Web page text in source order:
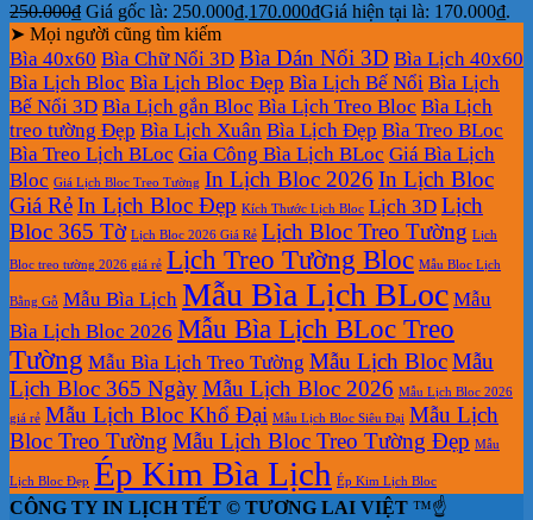
250.000₫ Giá gốc là: 250.000₫.170.000₫Giá hiện tại là: 170.000₫.
➤ Mọi người cũng tìm kiếm
Bìa 40x60 Bìa Chữ Nổi 3D Bìa Dán Nổi 3D Bìa Lịch 40x60
Bìa Lịch Bloc Bìa Lịch Bloc Đẹp Bìa Lịch Bế Nổi Bìa Lịch
Bế Nổi 3D Bìa Lịch gắn Bloc Bìa Lịch Treo Bloc Bìa Lịch
treo tường Đẹp Bìa Lịch Xuân Bìa Lịch Đẹp Bìa Treo BLoc
Bìa Treo Lịch BLoc Gia Công Bìa Lịch BLoc Giá Bìa Lịch
Bloc Giá Lịch Bloc Treo Tường In Lịch Bloc 2026 In Lịch Bloc
Giá RẻIn Lịch Bloc Đẹp Kích Thước Lịch Bloc Lịch 3D Lịch
Bloc 365 Tờ Lịch Bloc 2026 Giá Rẻ Lịch Bloc Treo Tường Lịch
Bloc treo tường 2026 giá rẻ Lịch Treo Tường Bloc Mẫu Bloc Lịch
Bằng Gỗ Mẫu Bìa Lịch Mẫu Bìa Lịch BLoc Mẫu
Bìa Lịch Bloc 2026 Mẫu Bìa Lịch BLoc Treo
Tường Mẫu Bìa Lịch Treo Tường Mẫu Lịch BlocMẫu
Lịch Bloc 365 NgàyMẫu Lịch Bloc 2026 Mẫu Lịch Bloc 2026
giá rẻ Mẫu Lịch Bloc Khổ Đại Mẫu Lịch Bloc Siêu Đại Mẫu Lịch
Bloc Treo Tường Mẫu Lịch Bloc Treo Tường Đẹp Mẫu
Lịch Bloc Đẹp Ép Kim Bìa Lịch Ép Kim Lịch Bloc
CÔNG TY IN LỊCH TẾT © TƯƠNG LAI VIỆT ™☝️